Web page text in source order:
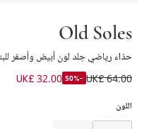
Old Soles
حذاء رياضي جلد لون أبيض وأصفر
UK£ 64.00
-50%
UK£ 32.00
اللون